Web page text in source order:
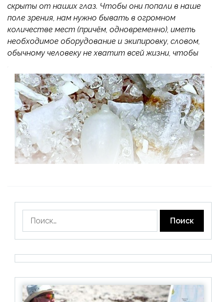
скрыты от наших глаз. Чтобы они попали в наше
поле зрения, нам нужно бывать в огромном
количестве мест (причём, одновременно), иметь
необходимое оборудование и экипировку, словом,
обычному человеку не хватит всей жизни, чтобы